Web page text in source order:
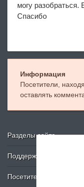
могу разобраться.
Спасибо
Информация
Посетители,
оставлять
Разделы сайта
Поддержка
Посетителю